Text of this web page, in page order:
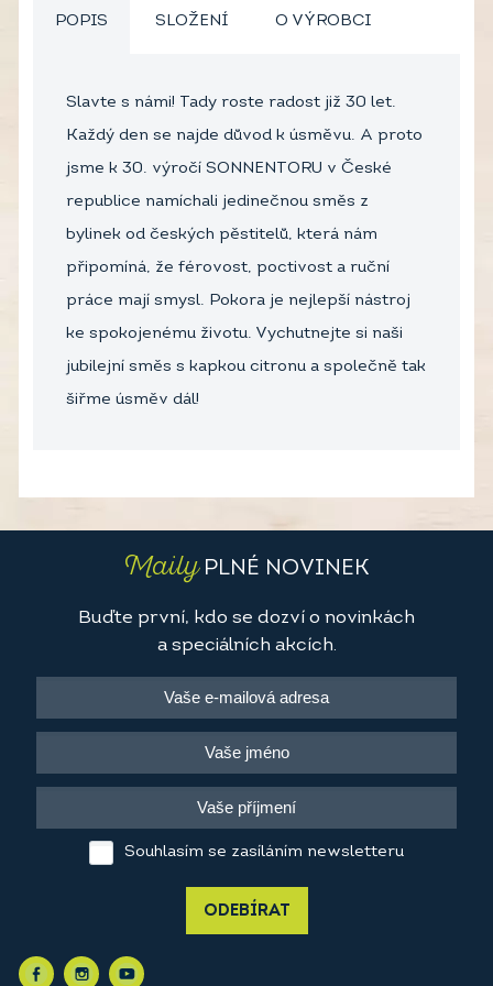
POPIS SLOŽENÍ O VÝROBCI
Slavte s námi! Tady roste radost již 30 let.
Každý den se najde důvod k úsměvu. A proto
jsme k 30. výročí SONNENTORU v České
republice namíchali jedinečnou směs z
bylinek od českých pěstitelů, která nám
připomíná, že férovost, poctivost a ruční
práce mají smysl. Pokora je nejlepší nástroj
ke spokojenému životu. Vychutnejte si naši
jubilejní směs s kapkou citronu a společně tak
šiřme úsměv dál!
MailyPLNÉ NOVINEK
Buďte první, kdo se dozví o novinkách
a speciálních akcích.
Souhlasím se zasíláním newsletteru
ODEBÍRAT